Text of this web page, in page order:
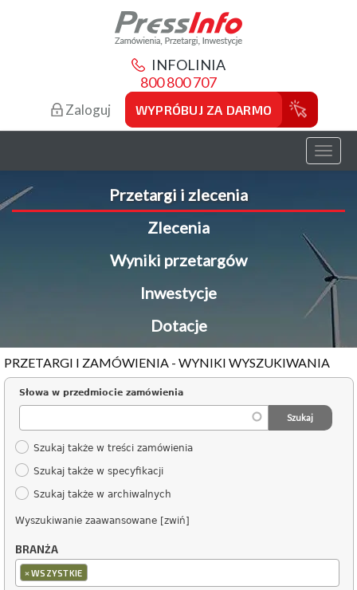
INFOLINIA
800 800 707
Zaloguj WYPRÓBUJ ZA DARMO
Toggle
Przetargi i zlecenia
Zlecenia
Wyniki przetargów
Inwestycje
Dotacje
PRZETARGI I ZAMÓWIENIA - WYNIKI WYSZUKIWANIA
Słowa w przedmiocie zamówienia
Szukaj także w treści zamówienia
Szukaj także w specyfikacji
Szukaj także w archiwalnych
Wyszukiwanie zaawansowane [zwiń]
BRANŻA
×WSZYSTKIE